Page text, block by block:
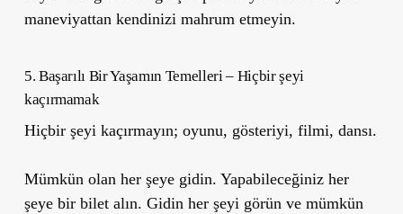
maneviyattan kendinizi mahrum etmeyin.
5. Başarılı Bir Yaşamın Temelleri – Hiçbir şeyi
kaçırmamak
Hiçbir şeyi kaçırmayın; oyunu, gösteriyi, filmi, dansı.
Mümkün olan her şeye gidin. Yapabileceğiniz her
şeye bir bilet alın. Gidin her şeyi görün ve mümkün